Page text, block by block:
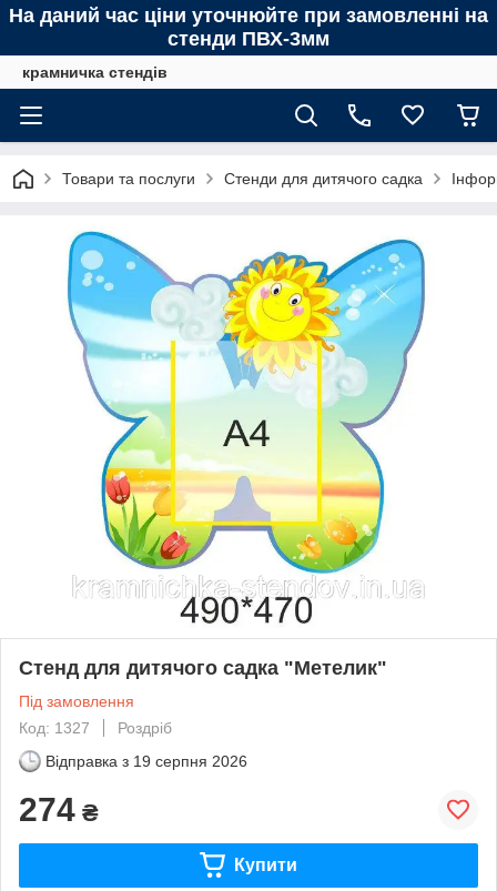
На даний час ціни уточнюйте при замовленні на
стенди ПВХ-3мм
крамничка стендів
Товари та послуги Стенди для дитячого садка
Стенд для дитячого садка "Метелик"
Під замовлення
Код: 1327
Роздріб
Відправка з 19 серпня 2026
274 ₴
Купити